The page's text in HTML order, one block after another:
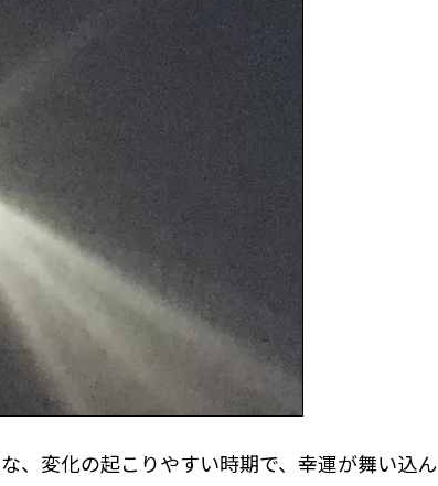
、変化の起こりやすい時期で、幸運が舞い込ん